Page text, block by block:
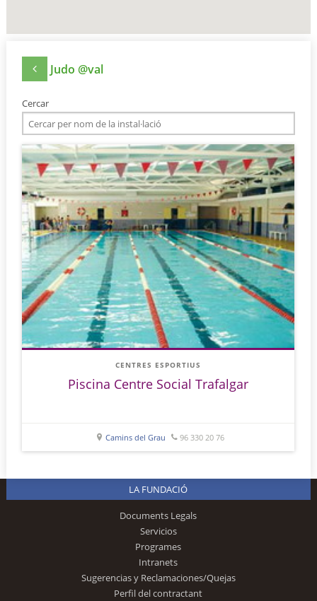
Judo @val
Cercar
CENTRES ESPORTIUS
Piscina Centre Social Trafalgar
Camins del Grau 96 330 20 76
LA FUNDACIÓ
Documents Legals
Servicios
Programes
Intranets
Sugerencias y Reclamaciones/Quejas
Perfil del contractant